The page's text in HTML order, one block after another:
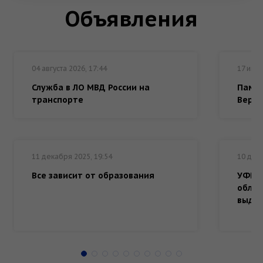
Объявления
04 августа 2026, 17:44
Служба в ЛО МВД России на
транспорте
17
11 декабря 2025, 19:54
Все зависит от образования
10
УФНС